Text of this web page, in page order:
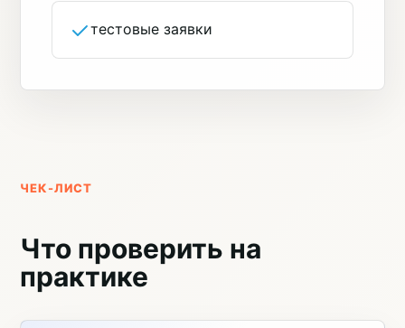
тестовые заявки
ЧЕК-ЛИСТ
Что проверить на
практике